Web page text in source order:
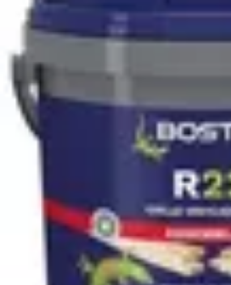
Services Menuisier
Choix du menuisierServices de
Menusier
Matériaux et Techniques
Services Menuisier